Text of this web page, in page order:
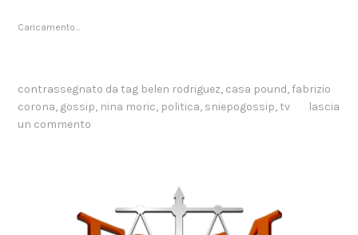
Caricamento...
contrassegnato da tag belen rodriguez, casa pound, fabrizio
corona, gossip, nina moric, politica, sniepogossip, tv
lascia
un commento